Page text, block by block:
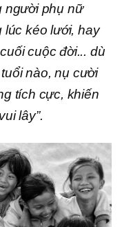
người phụ nữ
lúc kéo lưới, hay
cuộc đời... dù
nào, nụ cười
tích cực, khiến
lây”.